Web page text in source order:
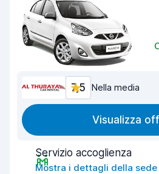
7,5 Nella media
Visualizza
Servizio accoglienza
Mostra i dettagli della sede